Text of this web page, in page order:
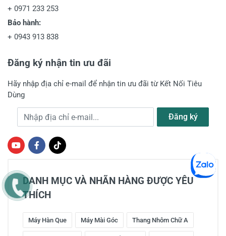
+ 0971 233 253
Bảo hành:
+ 0943 913 838
Đăng ký nhận tin ưu đãi
Hãy nhập địa chỉ e-mail để nhận tin ưu đãi từ Kết Nối Tiêu
Dùng
Địa chỉ e-mail Đăng ký
DANH MỤC VÀ NHÃN HÀNG ĐƯỢC YÊU
THÍCH
Máy Hàn Que Máy Mài Góc Thang Nhôm Chữ A